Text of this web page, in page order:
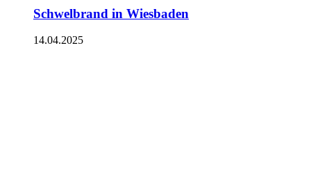
Schwelbrand in Wiesbaden
14.04.2025